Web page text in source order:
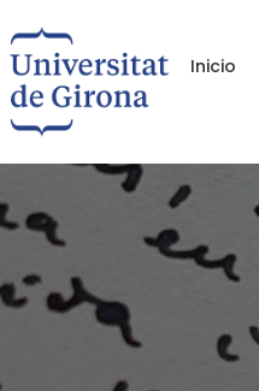
Inicio